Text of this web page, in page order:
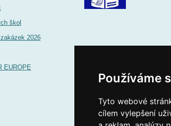
Používáme
Tyto webové
cílem vylepšení
škol
2026
EUROPE